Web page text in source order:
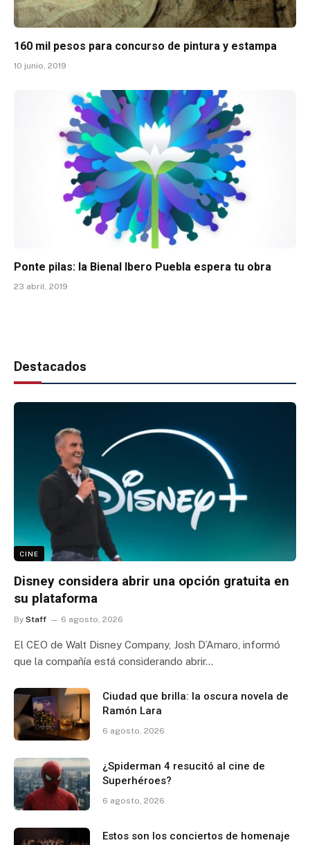
160 mil pesos para concurso de pintura y estampa
10 junio, 2019
Ponte pilas: la Bienal Ibero Puebla espera tu obra
23 abril, 2019
Destacados
CINE
Disney considera abrir una opción gratuita en
su plataforma
By Staff 6 agosto, 2026
El CEO de Walt Disney Company, Josh D’Amaro, informó
que la compañía está considerando abrir…
Ciudad que brilla: la oscura novela de
Ramón Lara
6 agosto, 2026
¿Spiderman 4 resucitó al cine de
Superhéroes?
6 agosto, 2026
Estos son los conciertos de homenaje